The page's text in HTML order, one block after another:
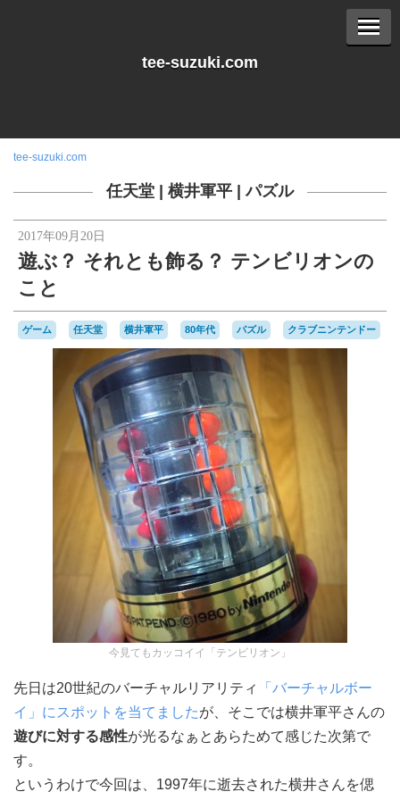
tee-suzuki.com
tee-suzuki.com
任天堂 横井軍平 |パズル
2017年09月20日
遊ぶ？ それとも飾る？ テンビリオンの
こと
ゲーム 任天堂 横井軍平 80年代 パズル クラブニンテンドー
今見てもカッコイイ「テンビリオン」
先日は20世紀のバーチャルリアリティ
「バーチャルボー
イ」にスポットを当てましたが、そこでは横井軍平さんの
遊びに対する感性が光るなぁとあらためて感じた次第で
す。
というわけで今回は、1997年に逝去された横井さんを偲